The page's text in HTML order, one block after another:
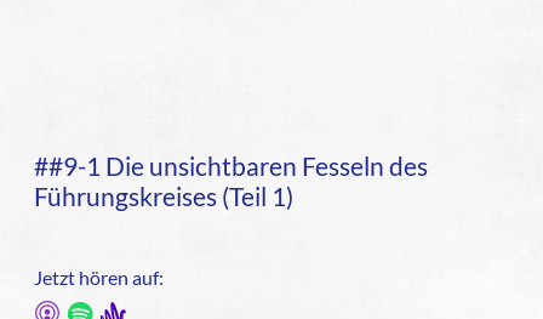
##9-1 Die unsichtbaren Fesseln des
Führungskreises (Teil 1)
Jetzt hören auf: